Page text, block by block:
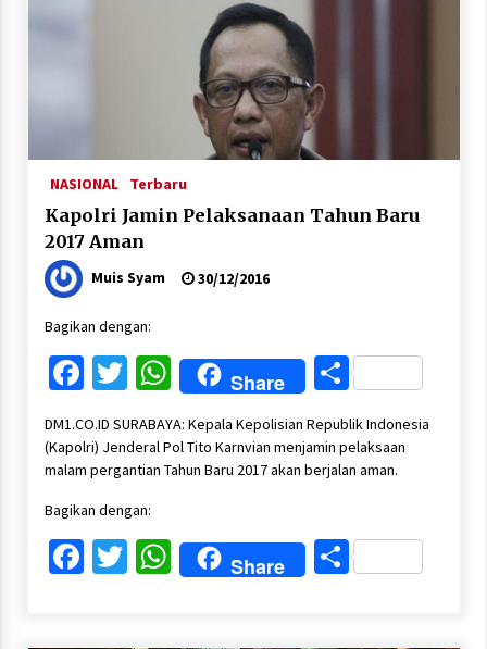
NASIONAL Terbaru
Kapolri Jamin Pelaksanaan Tahun Baru
2017 Aman
Muis Syam 30/12/2016
Bagikan dengan:
Facebook
Twitter
WhatsApp
Share Share
DM1.CO.ID SURABAYA: Kepala Kepolisian Republik Indonesia
(Kapolri) Jenderal Pol Tito Karnvian menjamin pelaksaan
malam pergantian Tahun Baru 2017 akan berjalan aman.
Bagikan dengan:
Facebook
Twitter
WhatsApp
Share Share